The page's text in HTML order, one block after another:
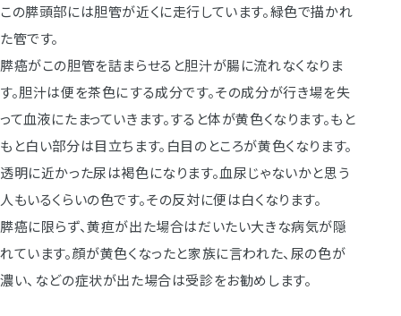
この膵頭部には胆管が近くに走行しています。緑色で描かれ
た管です。
膵癌がこの胆管を詰まらせると胆汁が腸に流れなくなりま
す。胆汁は便を茶色にする成分です。その成分が行き場を失
って血液にたまっていきます。すると体が黄色くなります。もと
もと白い部分は目立ちます。白目のところが黄色くなります。
透明に近かった尿は褐色になります。血尿じゃないかと思う
人もいるくらいの色です。その反対に便は白くなります。
膵癌に限らず、黄疸が出た場合はだいたい大きな病気が隠
れています。顔が黄色くなったと家族に言われた、尿の色が
濃い、などの症状が出た場合は受診をお勧めします。